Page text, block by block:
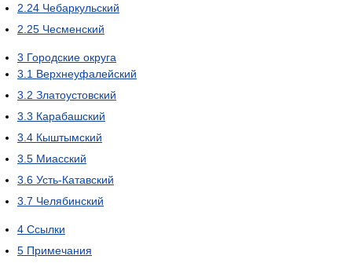
2.24 Чебаркульский
2.25 Чесменский
3 Городские округа
3.1 Верхнеуфалейский
3.2 Златоустовский
3.3 Карабашский
3.4 Кыштымский
3.5 Миасский
3.6 Усть-Катавский
3.7 Челябинский
4 Ссылки
5 Примечания